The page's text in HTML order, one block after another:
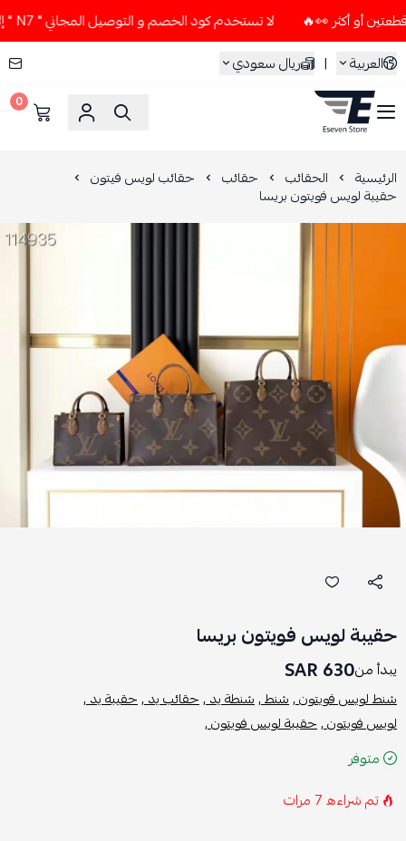
لا تستخدم كود الخصم و التوصيل المجاني " N7 " إلا إذا طلبت قطعتين أو أكثر 👀🔥
العربية
| ريال سعودي
ESEVEN STORE
0
الرئيسية الحقائب حقائب حقائب لويس فيتون
حقيبة لويس فويتون بريسا
حقيبة لويس فويتون بريسا
يبدأ من630 SAR
شنط لويس فويتون ,شنط ,شنطة يد ,حقائب يد ,حقيبة يد ,
لويس فويتون ,حقيبة لويس فويتون ,
متوفر
تم شراءه7 مرات